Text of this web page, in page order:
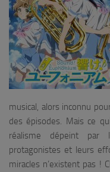
musical, alors inconnu
des épisodes. Mais ce
réalisme dépeint par
protagonistes et leurs
miracles n’existent pas !